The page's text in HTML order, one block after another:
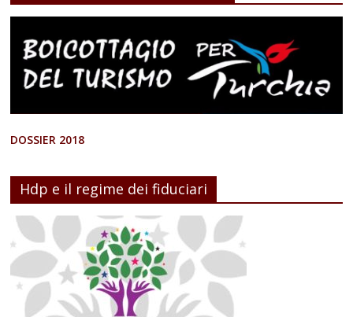
DOSSIER 2018
Hdp e il regime dei fiduciari